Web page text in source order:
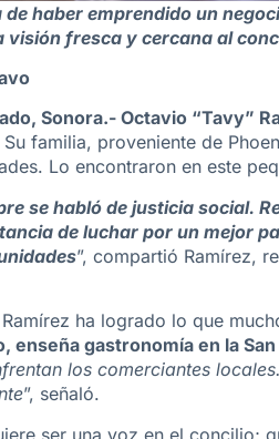
de haber emprendido un
visión fresca y cercana al
Sonora.- Octavio “Tavy”
familia, proveniente de
Lo encontraron en este
se habló de justicia social.
de luchar por un mejor
”, compartió Ramírez,
ha logrado lo que
enseña gastronomía en la
los comerciantes
”, señaló.
ser una voz en el concilio;